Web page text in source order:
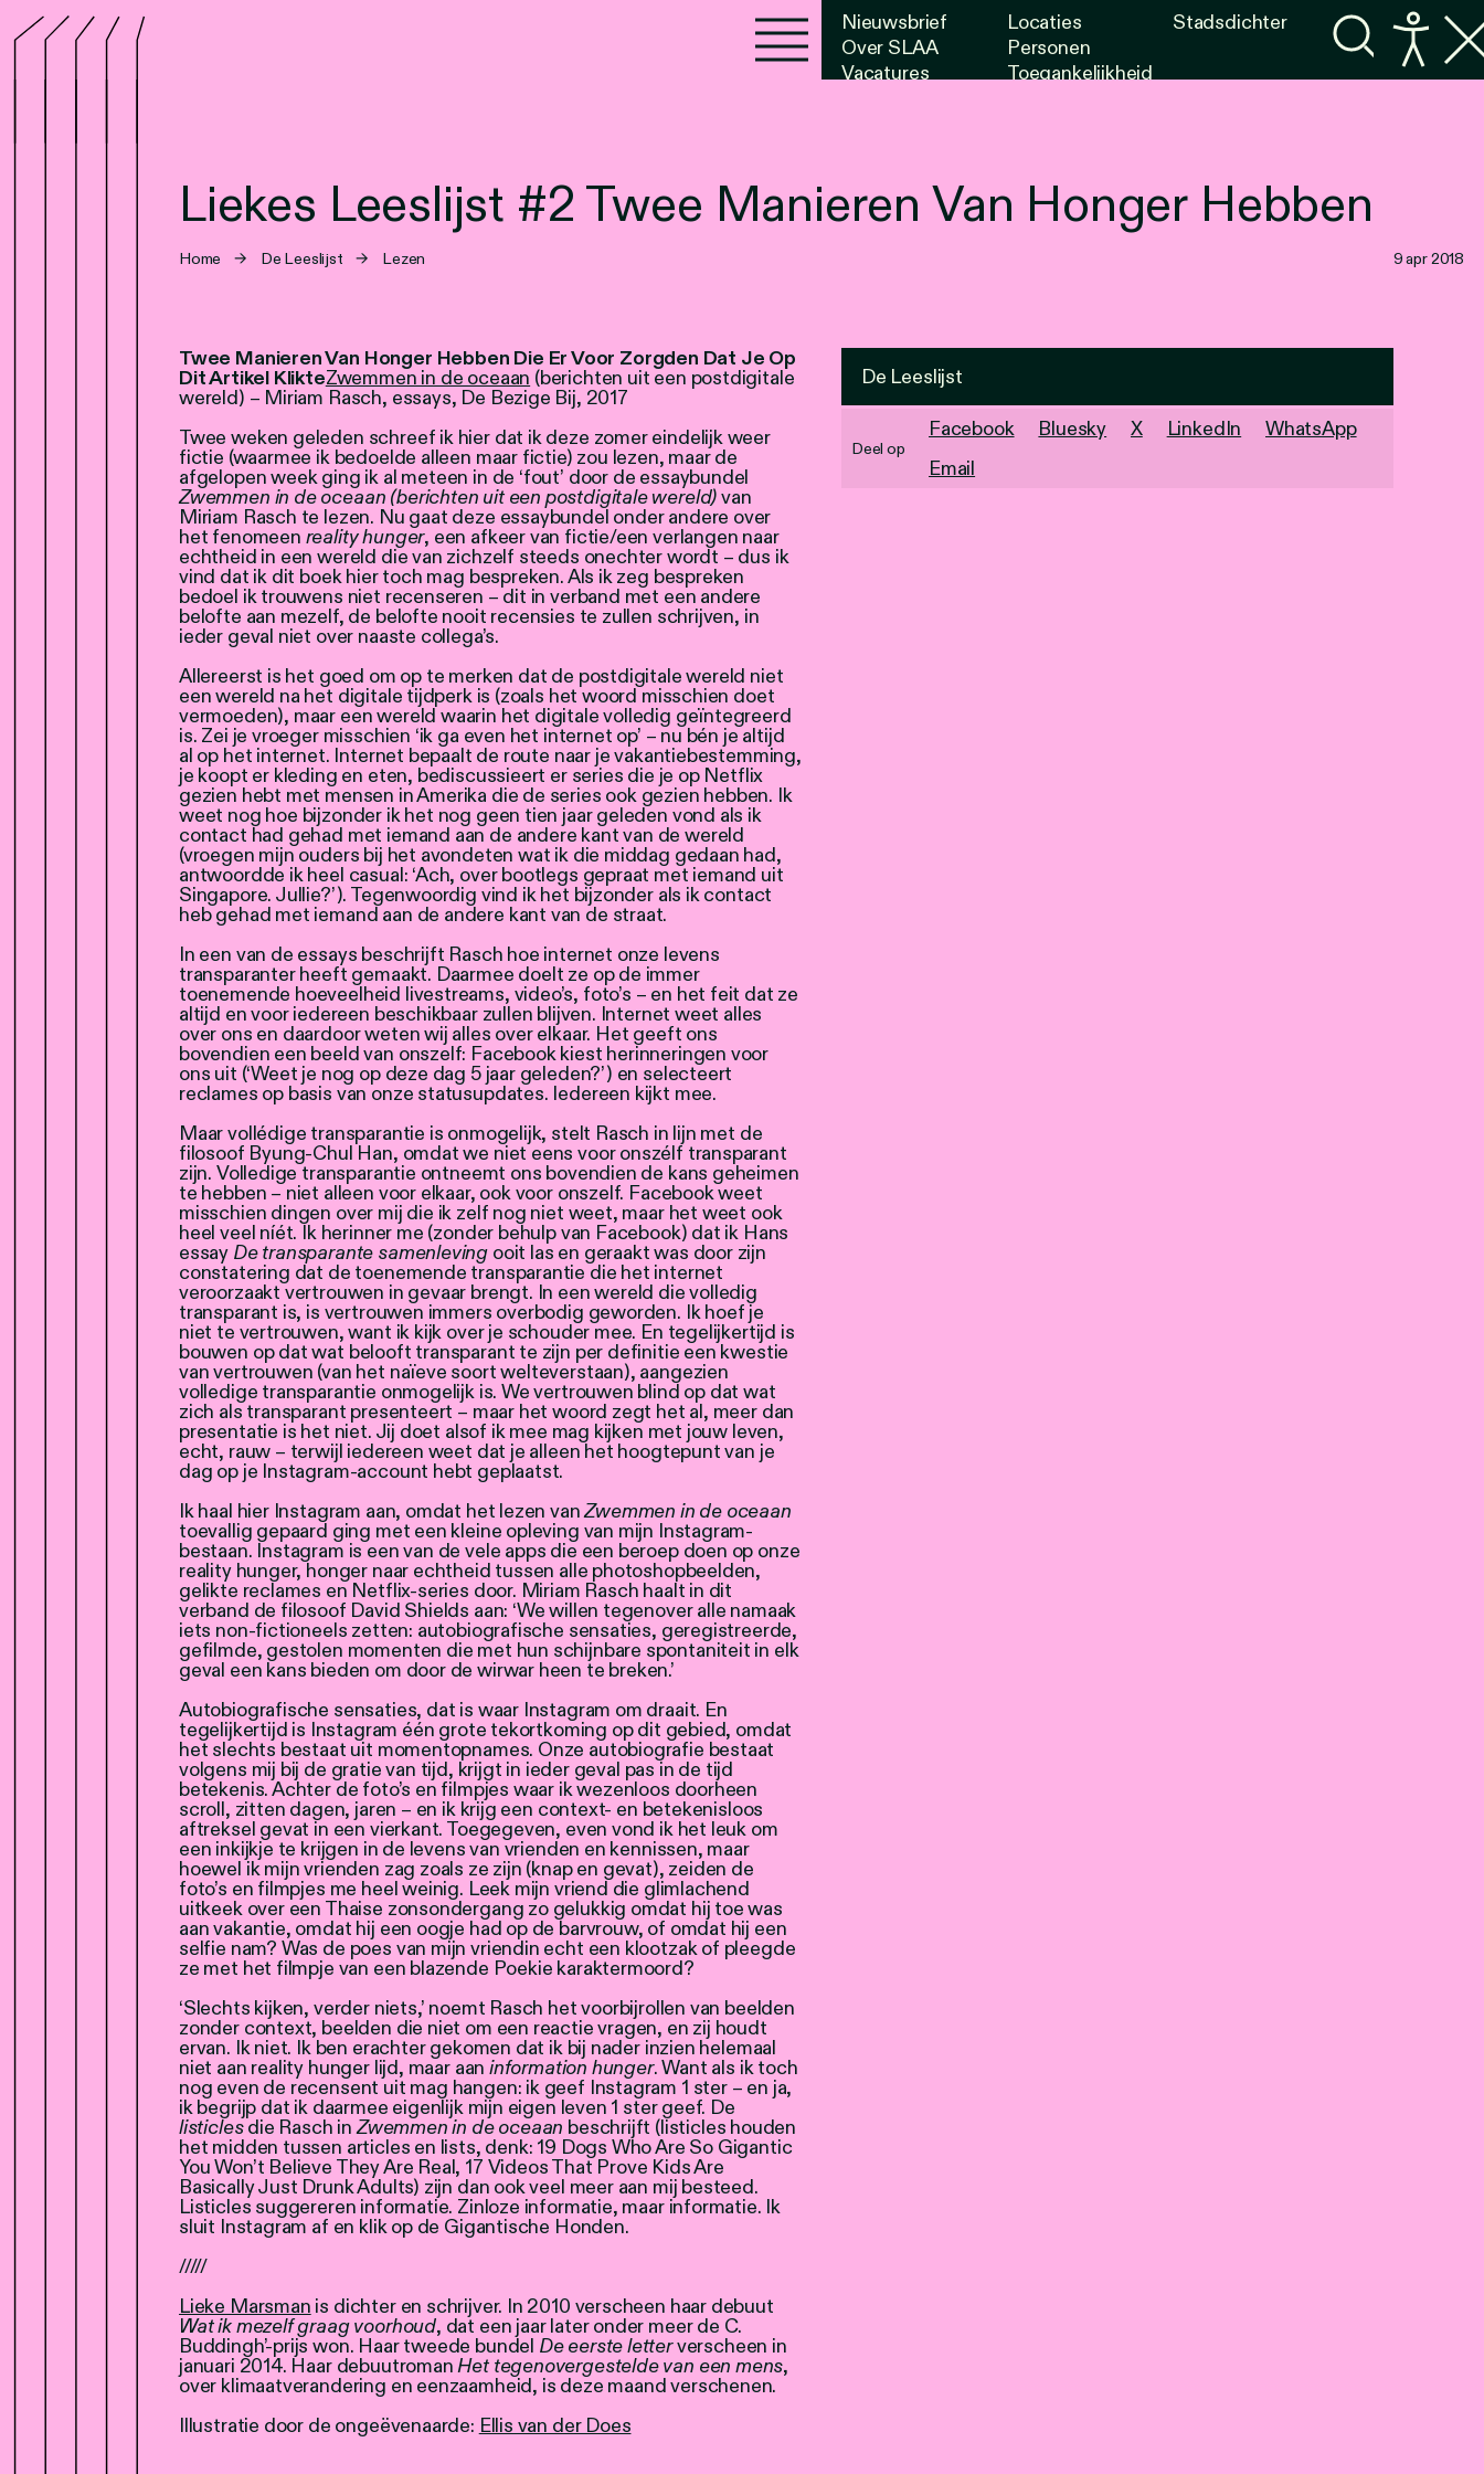
Liekes Leeslijst #2 Twee Manieren Van Honger Hebben
Home → De Leeslijst → Lezen 9 apr 2018
Twee Manieren Van Honger Hebben Die Er Voor Zorgden Dat Je Op
Dit Artikel KlikteZwemmen in de oceaan (berichten uit een postdigitale
wereld) – Miriam Rasch, essays, De Bezige Bij, 2017
Twee weken geleden schreef ik hier dat ik deze zomer eindelijk weer
fictie (waarmee ik bedoelde alleen maar fictie) zou lezen, maar de
afgelopen week ging ik al meteen in de ‘fout’ door de essaybundel
Zwemmen in de oceaan (berichten uit een postdigitale wereld)van
Miriam Rasch te lezen. Nu gaat deze essaybundel onder andere over
het fenomeen reality hunger, een afkeer van fictie/een verlangen naar
echtheid in een wereld die van zichzelf steeds onechter wordt – dus ik
vind dat ik dit boek hier toch mag bespreken. Als ik zeg bespreken
bedoel ik trouwens niet recenseren – dit in verband met een andere
belofte aan mezelf, de belofte nooit recensies te zullen schrijven, in
ieder geval niet over naaste collega’s.
Allereerst is het goed om op te merken dat de postdigitale wereld niet
een wereld na het digitale tijdperk is (zoals het woord misschien doet
vermoeden), maar een wereld waarin het digitale volledig geïntegreerd
is. Zei je vroeger misschien ‘ik ga even het internet op’ – nu bén je altijd
al op het internet. Internet bepaalt de route naar je vakantiebestemming,
je koopt er kleding en eten, bediscussieert er series die je op Netflix
gezien hebt met mensen in Amerika die de series ook gezien hebben. Ik
weet nog hoe bijzonder ik het nog geen tien jaar geleden vond als ik
contact had gehad met iemand aan de andere kant van de wereld
(vroegen mijn ouders bij het avondeten wat ik die middag gedaan had,
antwoordde ik heel casual: ‘Ach, over bootlegs gepraat met iemand uit
Singapore. Jullie?’). Tegenwoordig vind ik het bijzonder als ik contact
heb gehad met iemand aan de andere kant van de straat.
In een van de essays beschrijft Rasch hoe internet onze levens
transparanter heeft gemaakt. Daarmee doelt ze op de immer
toenemende hoeveelheid livestreams, video’s, foto’s – en het feit dat ze
altijd en voor iedereen beschikbaar zullen blijven. Internet weet alles
over ons en daardoor weten wij alles over elkaar. Het geeft ons
bovendien een beeld van onszelf: Facebook kiest herinneringen voor
ons uit (‘Weet je nog op deze dag 5 jaar geleden?’) en selecteert
reclames op basis van onze statusupdates. Iedereen kijkt mee.
Maar vollédige transparantie is onmogelijk, stelt Rasch in lijn met de
filosoof Byung-Chul Han, omdat we niet eens voor onszélf transparant
zijn. Volledige transparantie ontneemt ons bovendien de kans geheimen
te hebben – niet alleen voor elkaar, ook voor onszelf. Facebook weet
misschien dingen over mij die ik zelf nog niet weet, maar het weet ook
heel veel níét. Ik herinner me (zonder behulp van Facebook) dat ik Hans
essay De transparante samenleving ooit las en geraakt was door zijn
constatering dat de toenemende transparantie die het internet
veroorzaakt vertrouwen in gevaar brengt. In een wereld die volledig
transparant is, is vertrouwen immers overbodig geworden. Ik hoef je
niet te vertrouwen, want ik kijk over je schouder mee. En tegelijkertijd is
bouwen op dat wat belooft transparant te zijn per definitie een kwestie
van vertrouwen (van het naïeve soort welteverstaan), aangezien
volledige transparantie onmogelijk is. We vertrouwen blind op dat wat
zich als transparant presenteert – maar het woord zegt het al, meer dan
presentatie is het niet. Jij doet alsof ik mee mag kijken met jouw leven,
echt, rauw – terwijl iedereen weet dat je alleen het hoogtepunt van je
dag op je Instagram-account hebt geplaatst.
Ik haal hier Instagram aan, omdat het lezen vanZwemmen in de oceaan
toevallig gepaard ging met een kleine opleving van mijn Instagram-
bestaan. Instagram is een van de vele apps die een beroep doen op onze
reality hunger, honger naar echtheid tussen alle photoshopbeelden,
gelikte reclames en Netflix-series door. Miriam Rasch haalt in dit
verband de filosoof David Shields aan: ‘We willen tegenover alle namaak
iets non-fictioneels zetten: autobiografische sensaties, geregistreerde,
gefilmde, gestolen momenten die met hun schijnbare spontaniteit in elk
geval een kans bieden om door de wirwar heen te breken.’
Autobiografische sensaties, dat is waar Instagram om draait. En
tegelijkertijd is Instagram één grote tekortkoming op dit gebied, omdat
het slechts bestaat uit momentopnames. Onze autobiografie bestaat
volgens mij bij de gratie van tijd, krijgt in ieder geval pas in de tijd
betekenis. Achter de foto’s en filmpjes waar ik wezenloos doorheen
scroll, zitten dagen, jaren – en ik krijg een context- en betekenisloos
aftreksel gevat in een vierkant. Toegegeven, even vond ik het leuk om
een inkijkje te krijgen in de levens van vrienden en kennissen, maar
hoewel ik mijn vrienden zag zoals ze zijn (knap en gevat), zeiden de
foto’s en filmpjes me heel weinig. Leek mijn vriend die glimlachend
uitkeek over een Thaise zonsondergang zo gelukkig omdat hij toe was
aan vakantie, omdat hij een oogje had op de barvrouw, of omdat hij een
selfie nam? Was de poes van mijn vriendin echt een klootzak of pleegde
ze met het filmpje van een blazende Poekie karaktermoord?
‘Slechts kijken, verder niets,’ noemt Rasch het voorbijrollen van beelden
zonder context, beelden die niet om een reactie vragen, en zij houdt
ervan. Ik niet. Ik ben erachter gekomen dat ik bij nader inzien helemaal
niet aan reality hunger lijd, maar aan information hunger. Want als ik toch
nog even de recensent uit mag hangen: ik geef Instagram 1 ster – en ja,
ik begrijp dat ik daarmee eigenlijk mijn eigen leven 1 ster geef. De
listiclesdie Rasch inZwemmen in de oceaan beschrijft (listicles houden
het midden tussen articles en lists, denk: 19 Dogs Who Are So Gigantic
You Won’t Believe They Are Real, 17 Videos That Prove Kids Are
Basically Just Drunk Adults) zijn dan ook veel meer aan mij besteed.
Listicles suggereren informatie. Zinloze informatie, maar informatie. Ik
sluit Instagram af en klik op de Gigantische Honden.
/////
Lieke Marsman is dichter en schrijver. In 2010 verscheen haar debuut
Wat ik mezelf graag voorhoud, dat een jaar later onder meer de C.
Buddingh’-prijs won. Haar tweede bundel De eerste letterverscheen in
januari 2014. Haar debuutromanHet tegenovergestelde van een mens,
over klimaatverandering en eenzaamheid, is deze maand verschenen.
Illustratie door de ongeëvenaarde: Ellis van der Does
De Leeslijst
Deel op
Facebook Bluesky X LinkedIn
WhatsApp
Email
Nieuwsbrief
Over SLAA
Vacatures
Locaties
Personen
Toegankelijkheid
Stadsdichter